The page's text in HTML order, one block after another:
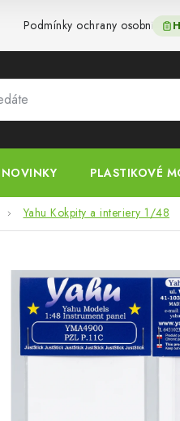
Podmínky ochrany osobních
NOVINKY PLASTIKOVÉ
Yahu Kokpity a interiery 1/48